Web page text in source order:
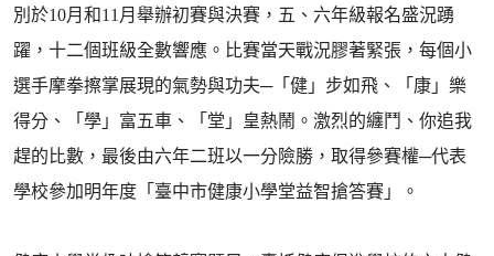
別於10月和11月舉辦初賽與決賽，五、六年級報名盛況踴
躍，十二個班級全數響應。比賽當天戰況膠著緊張，每個小
選手摩拳擦掌展現的氣勢與功夫─「健」步如飛、「康」樂
得分、「學」富五車、「堂」皇熱鬧。激烈的纏鬥、你追我
趕的比數，最後由六年二班以一分險勝，取得參賽權─代表
學校參加明年度「臺中市健康小學堂益智搶答賽」。